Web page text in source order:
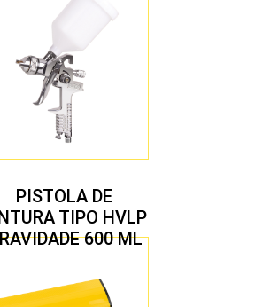
PISTOLA DE
TIPO HVLP
600 ML
1,7 MM